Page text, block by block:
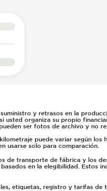
y retrasos en la
usted organiza su propio
ser fotos de archivo y no
puede variar según los
usarse solo para comparación.
de transporte de fábrica y los
en la elegibilidad. Estos
etiquetas, registro y tarifas de